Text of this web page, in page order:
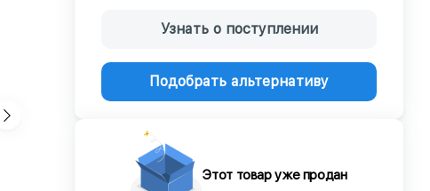
Узнать о поступлении
Подобрать альтернативу
Этот товар уже продан